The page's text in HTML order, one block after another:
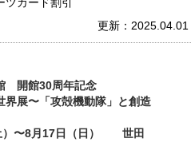
カード割引
更新：2025.04.01
開館30周年記念
界展〜「攻殻機動隊」と創造
）〜8月17日（日） 世田